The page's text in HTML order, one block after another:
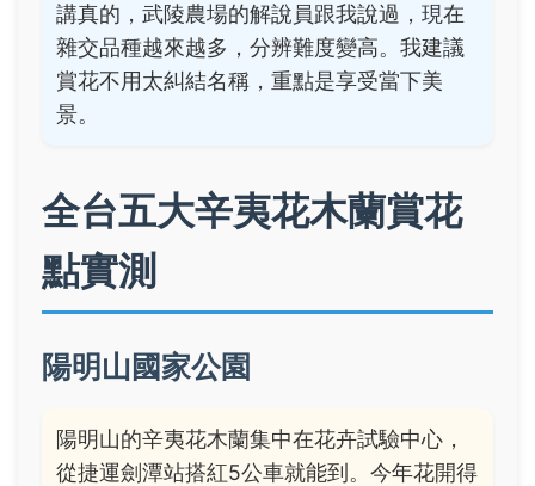
講真的，武陵農場的解說員跟我說過，現在
雜交品種越來越多，分辨難度變高。我建議
賞花不用太糾結名稱，重點是享受當下美
景。
全台五大辛夷花木蘭賞花
點實測
陽明山國家公園
陽明山的辛夷花木蘭集中在花卉試驗中心，
從捷運劍潭站搭紅5公車就能到。今年花開得